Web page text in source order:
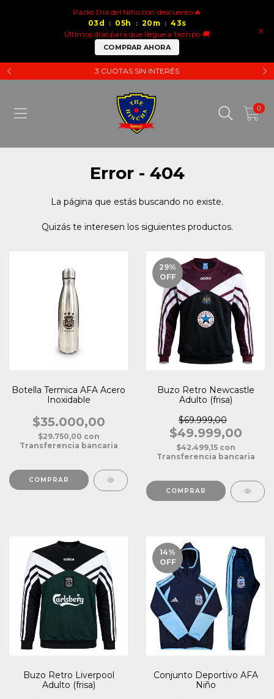
×
Packs Dia del Niño con descuento🔥
03 d : 05h : 20 m : 43s
Últimos días para que llegue a tiempo 🚚
COMPRAR AHORA
3 CUOTAS SIN INTERÉS
0
Error - 404
La página que estás buscando no existe.
Quizás te interesen los siguientes productos.
Botella Termica AFA Acero
Inoxidable
$35.000,00
$29.750,00 con
Transferencia bancaria
29%
OFF
Buzo Retro Newcastle
Adulto (frisa)
$69.999,00
$49.999,00
$42.499,15 con
Transferencia bancaria
COMPRAR
Buzo Retro Liverpool
Adulto (frisa)
14%
OFF
Conjunto Deportivo AFA
Niño